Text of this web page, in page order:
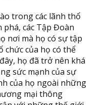
trong các lãnh thổ
phá, các Tập Đoàn
nơi mà họ có sự tập
chức của họ có thể
họ đã trở nên khá
sức mạnh của sự
của họ ngoài những
mại thông